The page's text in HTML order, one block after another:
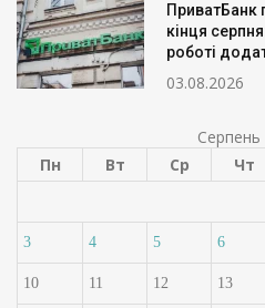
ПриватБанк
кінця
роботі
03.08.2026
Серпень
Пн
Вт Ср Чт
3 4 5 6
10 11 12 13